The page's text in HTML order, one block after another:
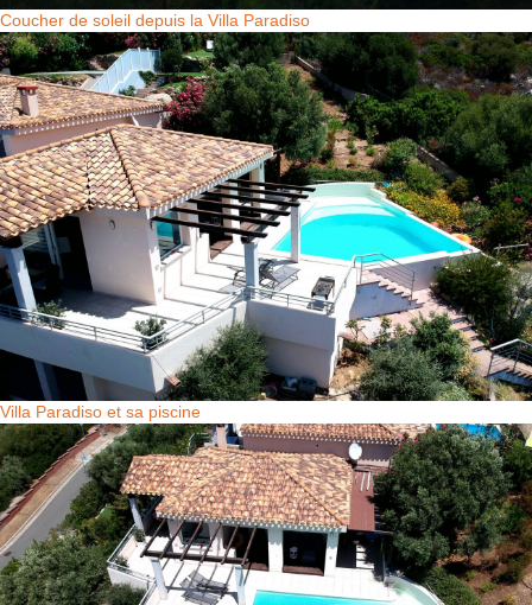
Coucher de soleil depuis la Villa Paradiso
Villa Paradiso et sa piscine